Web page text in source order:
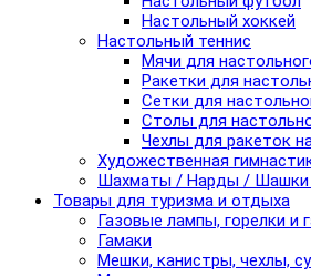
Настольный хоккей
Настольный теннис
Мячи для
Ракетки для
Сетки для
Столы для
Чехлы для ракеток
Художественная
Шахматы / Нарды /
Товары для туризма и отдыха
Газовые лампы, горелки и
Гамаки
Мешки, канистры, чехлы,